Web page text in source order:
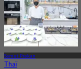
Samut Prakan
Thaï